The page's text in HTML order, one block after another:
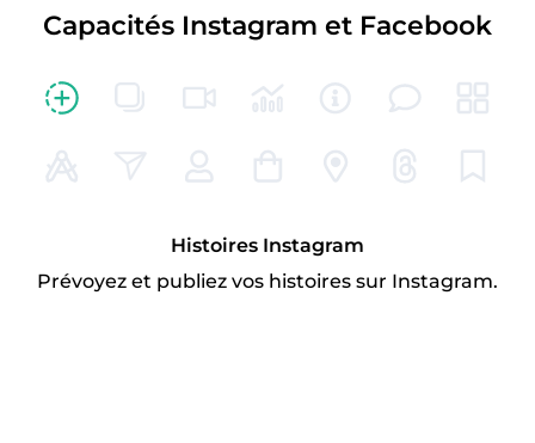
Capacités Instagram et Facebook
Histoires Instagram
Prévoyez et publiez vos histoires sur Instagram.